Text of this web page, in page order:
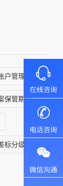
户管理
保管期限
标分级